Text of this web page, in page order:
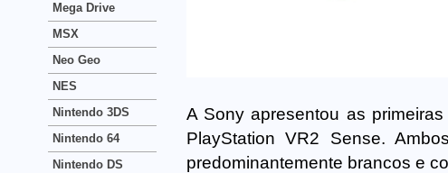
A Sony apresentou as
PlayStation VR2 Sense.
predominantemente brancos e
Mega Drive
MSX
Neo Geo
NES
Nintendo 3DS
Nintendo 64
Nintendo DS